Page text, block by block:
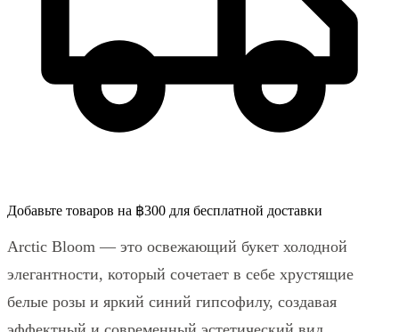
Добавьте товаров на ฿300 для бесплатной доставки
Arctic Bloom — это освежающий букет холодной
элегантности, который сочетает в себе хрустящие
белые розы и яркий синий гипсофилу, создавая